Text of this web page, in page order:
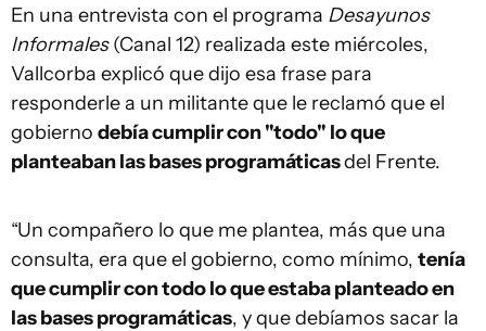
En una entrevista con el programa Desayunos
Informales(Canal 12) realizada este miércoles,
Vallcorba explicó que dijo esa frase para
responderle a un militante que le reclamó que el
gobierno debía cumplir con "todo" lo que
planteaban las bases programáticasdel Frente.
“Un compañero lo que me plantea, más que una
consulta, era que el gobierno, como mínimo, tenía
que cumplir con todo lo que estaba planteado en
las bases programáticas, y que debíamos sacar la